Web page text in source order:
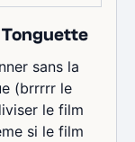
sans la
(brrrrr le
le film
si le film